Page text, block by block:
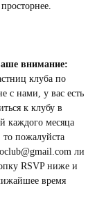
внимание:
клуба по
с нами, у вас есть
к клубу в
каждого месяца
то пожалуйста
ли
RSVP ниже и
время